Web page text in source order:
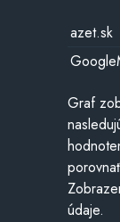
azet.sk
Graf
údaje.